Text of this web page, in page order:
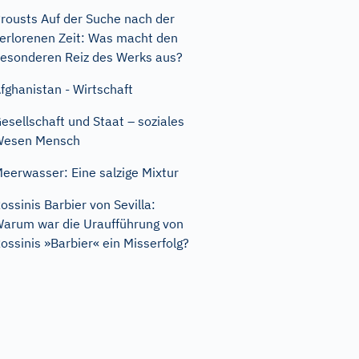
Auf der Suche nach der
Zeit: Was macht den
Reiz des Werks aus?
- Wirtschaft
und Staat – soziales
Mensch
Eine salzige Mixtur
Barbier von Sevilla:
war die Uraufführung von
»Barbier« ein Misserfolg?